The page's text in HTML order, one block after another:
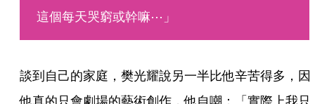
這個每天哭窮或幹嘛⋯」
談到自己的家庭，樊光耀說另一半比他辛苦得多，因
他真的只會劇場的藝術創作，他自嘲：「實際上我只